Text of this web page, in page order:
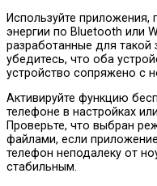
Используйте
энергии по Bluetooth или
разработанные для
убедитесь, что оба
устройство сопряжено с
Активируйте функцию
телефоне в настройках
Проверьте, что выбран
файлами, если
телефон неподалеку от
стабильным.